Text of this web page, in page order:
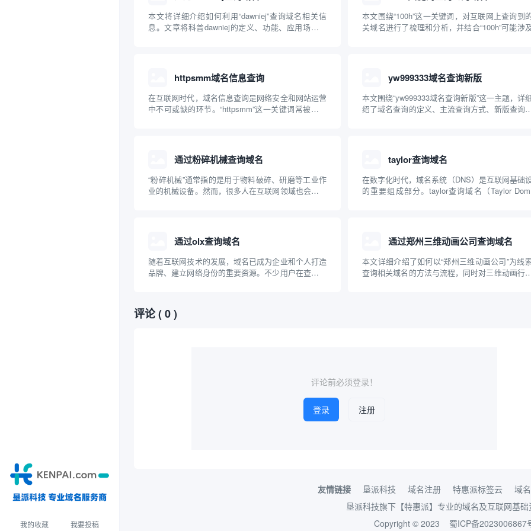
我的收藏 我要投稿
本文将详细介绍如何利用“dawniej”查询域名相关信
息。文章将科普dawniej的定义、功能、应用场景，
本文围绕“100h”这一关键词，对互联网上查询到
关域名进行了梳理和分析，并结合“100h”可能涉
httpsmm域名信息查询
在互联网时代，域名信息查询是网络安全和网站运营
中不可或缺的环节。“httpsmm”这一关键词常被用户
yw999333域名查询新版
本文围绕“yw999333域名查询新版”这一主题，详
绍了域名查询的定义、主流查询方式、新版查询工
通过粉碎机械查询域名
“粉碎机械”通常指的是用于物料破碎、研磨等工业作
业的机械设备。然而，很多人在互联网领域也会有疑
taylor查询域名
在数字化时代，域名系统（DNS）是互联网基础
的重要组成部分。taylor查询域名（Taylor
通过olx查询域名
随着互联网技术的发展，域名已成为企业和个人打造
品牌、建立网络身份的重要资源。不少用户在查找或
实际情况，并科普正规、权威的域名查询方法及相关
注意...
通过郑州三维动画公司查询域名
本文详细介绍了如何以“郑州三维动画公司”为线索
查询相关域名的方法与流程，同时对三维动画行业
评论( 0 )
评论前必须登录！
登录 注册
友情链接 垦派科技 域名注册 特惠派标签云
域
垦派科技旗下【特惠派】专业的域名及互联网基
Copyright © 2023
蜀ICP备2023006867